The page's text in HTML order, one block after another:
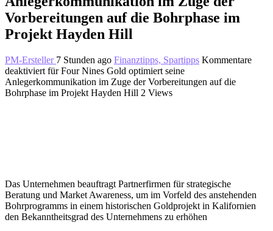
Vorbereitungen auf die Bohrphase im
Projekt Hayden Hill
PM-Ersteller 7 Stunden ago Finanztipps, Spartipps Kommentare
deaktiviert für Four Nines Gold optimiert seine
Anlegerkommunikation im Zuge der Vorbereitungen auf die
Bohrphase im Projekt Hayden Hill 2 Views
Das Unternehmen beauftragt Partnerfirmen für strategische
Beratung und Market Awareness, um im Vorfeld des anstehenden
Bohrprogramms in einem historischen Goldprojekt in Kalifornien
den Bekanntheitsgrad des Unternehmens zu erhöhen